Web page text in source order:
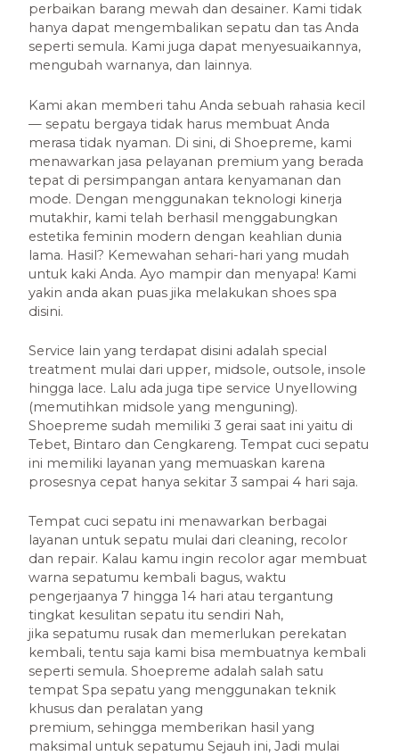
perbaikan barang mewah dan desainer. Kami tidak
hanya dapat mengembalikan sepatu dan tas Anda
seperti semula. Kami juga dapat menyesuaikannya,
mengubah warnanya, dan lainnya.
Kami akan memberi tahu Anda sebuah rahasia kecil
— sepatu bergaya tidak harus membuat Anda
merasa tidak nyaman. Di sini, di Shoepreme, kami
menawarkan jasa pelayanan premium yang berada
tepat di persimpangan antara kenyamanan dan
mode. Dengan menggunakan teknologi kinerja
mutakhir, kami telah berhasil menggabungkan
estetika feminin modern dengan keahlian dunia
lama. Hasil? Kemewahan sehari-hari yang mudah
untuk kaki Anda. Ayo mampir dan menyapa! Kami
yakin anda akan puas jika melakukan shoes spa
disini.
Service lain yang terdapat disini adalah special
treatment mulai dari upper, midsole, outsole, insole
hingga lace. Lalu ada juga tipe service Unyellowing
(memutihkan midsole yang menguning).
Shoepreme sudah memiliki 3 gerai saat ini yaitu di
Tebet, Bintaro dan Cengkareng. Tempat cuci sepatu
ini memiliki layanan yang memuaskan karena
prosesnya cepat hanya sekitar 3 sampai 4 hari saja.
Tempat cuci sepatu ini menawarkan berbagai
layanan untuk sepatu mulai dari cleaning, recolor
dan repair. Kalau kamu ingin recolor agar membuat
warna sepatumu kembali bagus, waktu
pengerjaanya 7 hingga 14 hari atau tergantung
tingkat kesulitan sepatu itu sendiri Nah,
jika sepatumu rusak dan memerlukan perekatan
kembali, tentu saja kami bisa membuatnya kembali
seperti semula. Shoepreme adalah salah satu
tempat Spa sepatu yang menggunakan teknik
khusus dan peralatan yang
premium, sehingga memberikan hasil yang
maksimal untuk sepatumu Sejauh ini, Jadi mulai